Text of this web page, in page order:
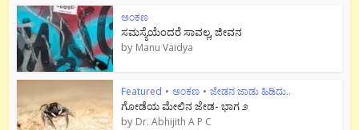
ಅಂಕಣ
ಸಮಸ್ಯೆಯೆಂದರೆ ಸಾವಲ್ಲ, ಜೀವನ
by Manu Vaidya
Featured • ಅಂಕಣ • ಜೇಡನ ಜಾಡು ಹಿಡಿದು..
ಗೋಡೆಯ ಮೇಲಿನ ಜೇಡ- ಭಾಗ ೨
by Dr. Abhijith A P C